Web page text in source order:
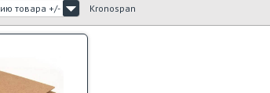
товара +/- Kronospan